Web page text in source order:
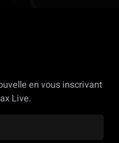
en vous inscrivant
Live.